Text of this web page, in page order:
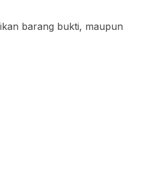
barang bukti, maupun